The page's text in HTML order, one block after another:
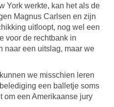
York werkte, kan het als de
Magnus Carlsen en zijn
uitloopt, nog wel een
voor de rechtbank in
naar een uitslag, maar we
we misschien leren
een balletje soms
om een Amerikaanse jury